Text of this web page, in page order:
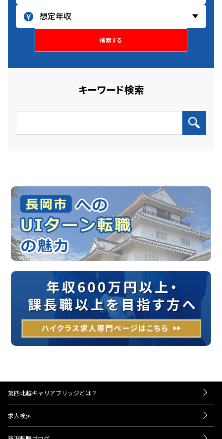
検索する
キーワード検索
第四北越キャリアブリッジとは？
－UIターンをお考えの方へ
求人検索